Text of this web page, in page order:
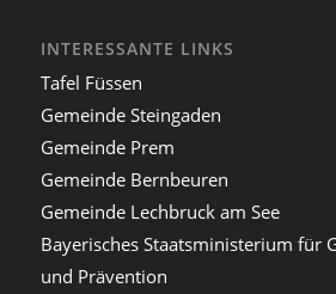
INTERESSANTE LINKS
Tafel Füssen
Gemeinde Steingaden
Gemeinde Prem
Gemeinde Bernbeuren
Gemeinde Lechbruck am See
Bayerisches Staatsministerium für
und Prävention